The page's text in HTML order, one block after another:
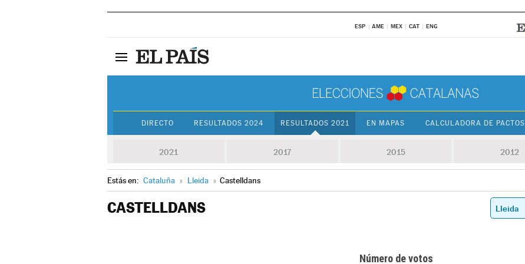
ESP AME MEX CAT ENG
DIRECTO RESULTADOS 2024 RESULTADOS 2021 EN MAPAS CALCULADORA DE PACTOS
2021 2017 2015 2012
Estás en: Cataluña » Lleida » Castelldans
CASTELLDANS
Número de votos